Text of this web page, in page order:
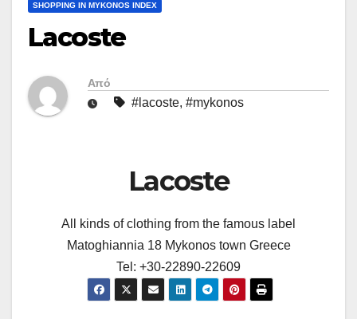
SHOPPING IN MYKONOS INDEX
Lacoste
Από
#lacoste, #mykonos
Lacoste
All kinds of clothing from the famous label
Matoghiannia 18 Mykonos town Greece
Tel: +30-22890-22609